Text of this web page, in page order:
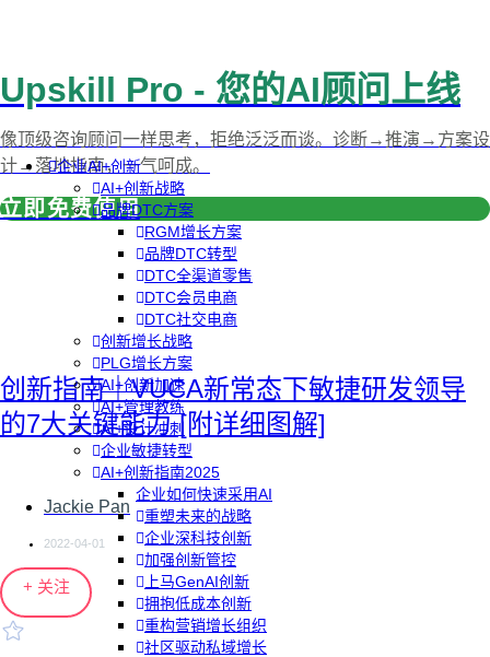
企业AI+创新
AI+创新战略
品牌DTC方案
RGM增长方案
品牌DTC转型
DTC全渠道零售
DTC会员电商
DTC社交电商
创新增长战略
PLG增长方案
AI+创新加速
AI+管理教练
AI+设计冲刺
企业敏捷转型
AI+创新指南2025
企业如何快速采用AI
重塑未来的战略
企业深科技创新
加强创新管控
上马GenAI创新
拥抱低成本创新
重构营销增长组织
社区驱动私域增长
Upskill Pro - 您的AI顾问上线
像顶级咨询顾问一样思考，拒绝泛泛而谈。诊断→推演→方案设
计→落地指南，一气呵成。
立即免费使用
创新指南｜VUCA新常态下敏捷研发领导
的7大关键能力 [附详细图解]
Jackie Pan
2022-04-01
+ 关注